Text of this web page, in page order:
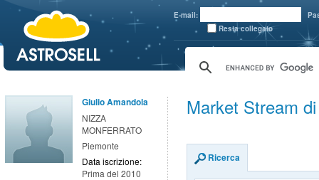
E-mail:
Resta collegato
Giulio Amandola
NIZZA
MONFERRATO
Piemonte
Data iscrizione:
Prima del 2010
Market Stream
Ricerca